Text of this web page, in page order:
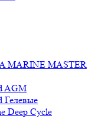
MARINE MASTER
AGM
Гелевые
Deep Cycle